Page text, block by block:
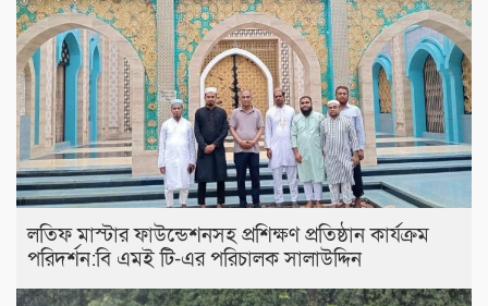
লতিফ মাস্টার ফাউন্ডেশনসহ প্রশিক্ষণ প্রতিষ্ঠান কার্যক্রম
পরিদর্শন:বি এমই টি-এর পরিচালক সালাউদ্দিন